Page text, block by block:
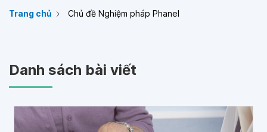
Trang chủ Chủ đề Nghiệm pháp Phanel
Danh sách bài viết